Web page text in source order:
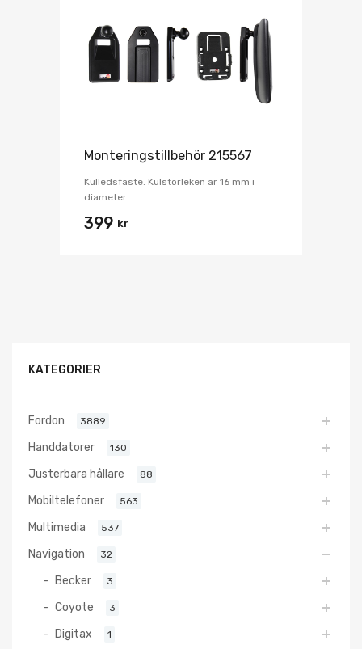
Monteringstillbehör 215567
Kulledsfäste. Kulstorleken är 16 mm i
diameter.
399 kr
KATEGORIER
Fordon 3889
Handdatorer 130
Justerbara hållare 88
Mobiltelefoner 563
Multimedia 537
Navigation 32
Becker 3
Coyote 3
Digitax 1